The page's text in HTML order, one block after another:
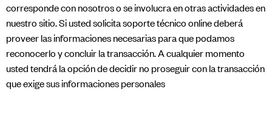
corresponde con nosotros o se involucra en otras actividades en
nuestro sitio. Si usted solicita soporte técnico online deberá
proveer las informaciones necesarias para que podamos
reconocerlo y concluir la transacción. A cualquier momento
usted tendrá la opción de decidir no proseguir con la transacción
que exige sus informaciones personales